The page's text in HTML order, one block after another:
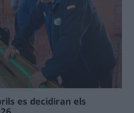
es decidiran els